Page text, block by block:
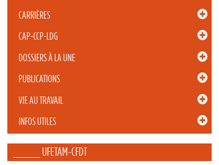
CARRIÈRES
CAP-CCP-LDG
DOSSIERS À LA UNE
PUBLICATIONS
VIE AU TRAVAIL
INFOS UTILES
_____ UFETAM-CFDT